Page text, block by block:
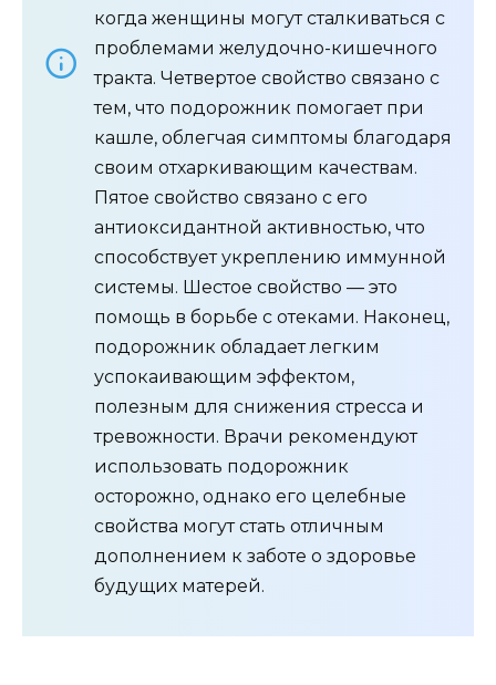
когда женщины могут сталкиваться с
проблемами желудочно-кишечного
тракта. Четвертое свойство связано с
тем, что подорожник помогает при
кашле, облегчая симптомы благодаря
своим отхаркивающим качествам.
Пятое свойство связано с его
антиоксидантной активностью, что
способствует укреплению иммунной
системы. Шестое свойство — это
помощь в борьбе с отеками. Наконец,
подорожник обладает легким
успокаивающим эффектом,
полезным для снижения стресса и
тревожности. Врачи рекомендуют
использовать подорожник
осторожно, однако его целебные
свойства могут стать отличным
дополнением к заботе о здоровье
будущих матерей.